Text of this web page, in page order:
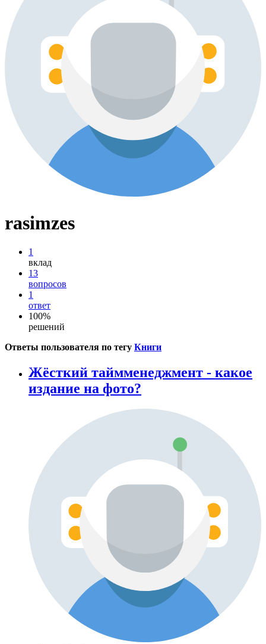
rasimzes
1
вклад
13
вопросов
1
ответ
100%
решений
Ответы пользователя по тегу Книги
Жёсткий таймменеджмент - какое
издание на фото?